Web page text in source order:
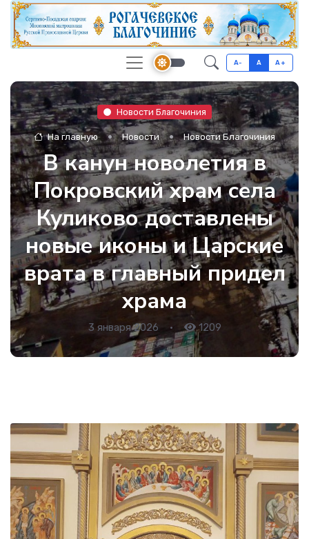
A- A A+
Новости Благочиния
На главную Новости Новости Благочиния
В канун новолетия в
Покровский храм села
Куликово доставлены
новые иконы и Царские
врата в главный придел
храма
3 января 2026 • 1209